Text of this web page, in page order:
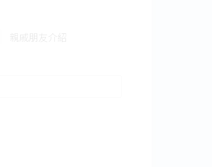
親戚朋友介紹